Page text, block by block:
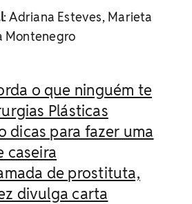
: Adriana Esteves, Marieta
Montenegro
o que ninguém te
Plásticas
dicas para fazer uma
caseira
de prostituta,
divulga carta